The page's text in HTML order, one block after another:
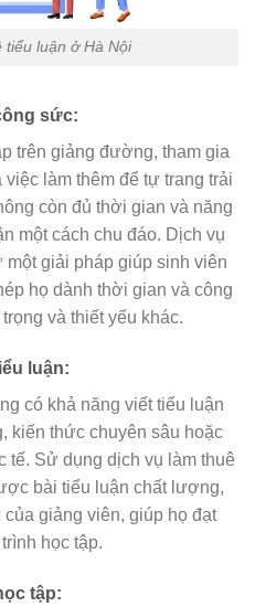
tiểu luận ở Hà Nội
sức:
trên giảng đường, tham gia
làm thêm để tự trang trải
còn đủ thời gian và năng
một cách chu đáo. Dịch vụ
một giải pháp giúp sinh viên
họ dành thời gian và công
và thiết yếu khác.
luận:
có khả năng viết tiểu luận
kiến thức chuyên sâu hoặc
tế. Sử dụng dịch vụ làm thuê
bài tiểu luận chất lượng,
giảng viên, giúp họ đạt
học tập.
tập: